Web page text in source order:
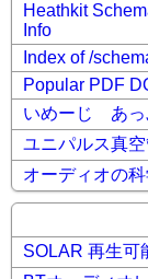
Heathkit
Info
Index of /
Popular PDF
いめーじ あっ
ユニパルス真
オーディオの
SOLAR 再生可